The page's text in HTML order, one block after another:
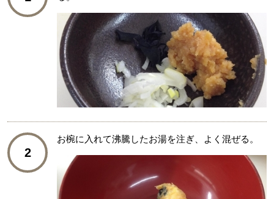
2
お椀に入れて沸騰したお湯を注ぎ、よく混ぜる。